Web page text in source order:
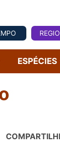
ESPÉCIES